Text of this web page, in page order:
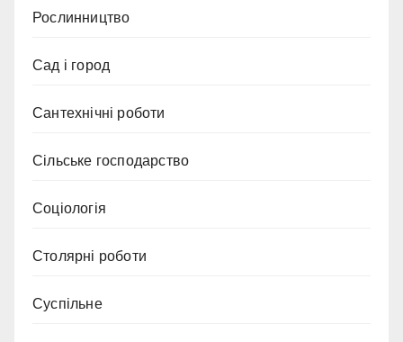
Рослинництво
Сад і город
Сантехнічні роботи
Сільське господарство
Соціологія
Столярні роботи
Суспільне